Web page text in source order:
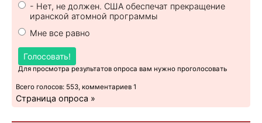
- Нет, не должен. США обеспечат прекращение
иранской атомной программы
Мне все равно
Голосовать!
Для просмотра результатов опроса вам нужно проголосовать
Всего голосов: 553, комментариев 1
Страница опроса »